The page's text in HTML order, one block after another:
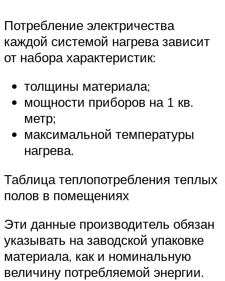
Потребление электричества
каждой системой нагрева зависит
от набора характеристик:
толщины материала;
мощности приборов на 1 кв.
метр;
максимальной температуры
нагрева.
Таблица теплопотребления теплых
полов в помещениях
Эти данные производитель обязан
указывать на заводской упаковке
материала, как и номинальную
величину потребляемой энергии.